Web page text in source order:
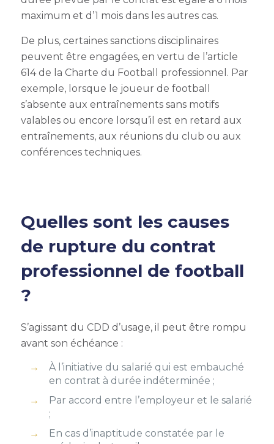
maximum et d’1 mois dans les autres cas.
De plus, certaines sanctions disciplinaires
peuvent être engagées, en vertu de l’article
614 de la Charte du Football professionnel. Par
exemple, lorsque le joueur de football
s’absente aux entraînements sans motifs
valables ou encore lorsqu’il est en retard aux
entraînements, aux réunions du club ou aux
conférences techniques.
Quelles sont les causes
de rupture du contrat
professionnel de football
?
S’agissant du CDD d’usage, il peut être rompu
avant son échéance :
À l’initiative du salarié qui est embauché
en contrat à durée indéterminée ;
Par accord entre l’employeur et le salarié
;
En cas d’inaptitude constatée par le